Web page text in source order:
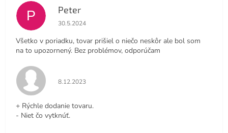
P Peter
Hodnotenie obchodu je 4 z 5 hviezdičiek.
30.5.2024
Všetko v poriadku, tovar prišiel o niečo neskôr ale bol som
na to upozornený. Bez problémov, odporúčam
Hodnotenie obchodu je 5 z 5 hviezdičiek.
8.12.2023
+ Rýchle dodanie tovaru.
- Niet čo vytknúť.